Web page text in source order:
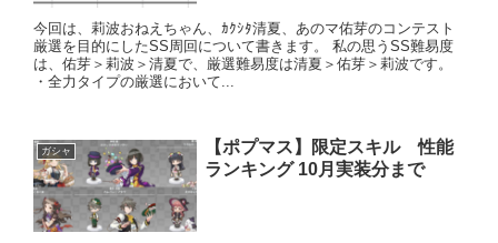
今回は、莉波おねえちゃん、ｶｸｼﾀ清夏、あのマ佑芽のコンテスト
厳選を目的にしたSS周回について書きます。 私の思うSS難易度
は、佑芽＞莉波＞清夏で、厳選難易度は清夏＞佑芽＞莉波です。
・全力タイプの厳選において...
ガシャ
【ポプマス】限定スキル 性能
ランキング 10月実装分まで